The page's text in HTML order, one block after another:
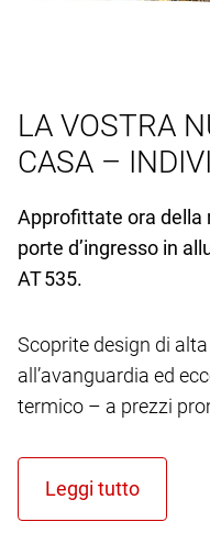
LA VOSTRA
CASA –
Approfittate ora della
porte d’ingresso in
AT 535.
Scoprite design di
all’avanguardia ed
termico – a prezzi